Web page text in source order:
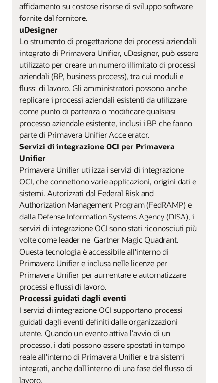
affidamento su costose risorse di sviluppo software
fornite dal fornitore.
uDesigner
Lo strumento di progettazione dei processi aziendali
integrato di Primavera Unifier, uDesigner, può essere
utilizzato per creare un numero illimitato di processi
aziendali (BP, business process), tra cui moduli e
flussi di lavoro. Gli amministratori possono anche
replicare i processi aziendali esistenti da utilizzare
come punto di partenza o modificare qualsiasi
processo aziendale esistente, inclusi i BP che fanno
parte di Primavera Unifier Accelerator.
Servizi di integrazione OCI per Primavera
Unifier
Primavera Unifier utilizza i servizi di integrazione
OCI, che connettono varie applicazioni, origini dati e
sistemi. Autorizzati dal Federal Risk and
Authorization Management Program (FedRAMP) e
dalla Defense Information Systems Agency (DISA), i
servizi di integrazione OCI sono stati riconosciuti più
volte come leader nel Gartner Magic Quadrant.
Questa tecnologia è accessibile all'interno di
Primavera Unifier e inclusa nelle licenze per
Primavera Unifier per aumentare e automatizzare
processi e flussi di lavoro.
Processi guidati dagli eventi
I servizi di integrazione OCI supportano processi
guidati dagli eventi definiti dalle organizzazioni
utente. Quando un evento attiva l'avvio di un
processo, i dati possono essere spostati in tempo
reale all'interno di Primavera Unifier e tra sistemi
integrati, anche dall'interno di una fase del flusso di
lavoro.